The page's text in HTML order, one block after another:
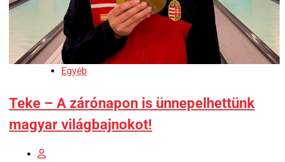
Egyéb
Teke – A zárónapon is ünnepelhettünk
magyar világbajnokot!